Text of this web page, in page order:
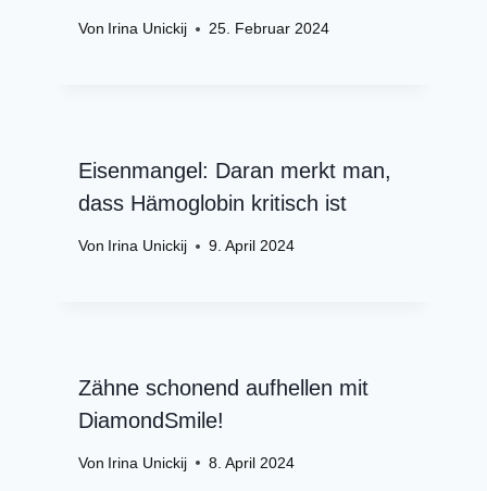
Von Irina Unickij 25. Februar 2024
Eisenmangel: Daran merkt man,
dass Hämoglobin kritisch ist
Von Irina Unickij 9. April 2024
Zähne schonend aufhellen mit
DiamondSmile!
Von Irina Unickij 8. April 2024